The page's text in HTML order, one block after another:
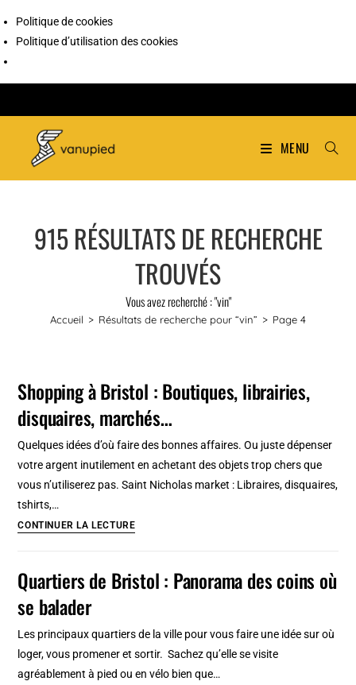
Politique de cookies
Politique d’utilisation des cookies
MENU
915RÉSULTATS DE RECHERCHE
TROUVÉS
Vous avez recherché : "vin"
Accueil > Résultats de recherche pour “vin” > Page 4
Shopping à Bristol : Boutiques, librairies,
disquaires, marchés…
Quelques idées d’où faire des bonnes affaires. Ou juste dépenser
votre argent inutilement en achetant des objets trop chers que
vous n’utiliserez pas. Saint Nicholas market : Libraires, disquaires,
tshirts,…
CONTINUER LA LECTUREShopping à
Boutiques,
Quartiers de Bristol : Panorama des coins où
se balader
Les principaux quartiers de la ville pour vous faire une idée sur où
loger, vous promener et sortir. Sachez qu’elle se visite
agréablement à pied ou en vélo bien que…